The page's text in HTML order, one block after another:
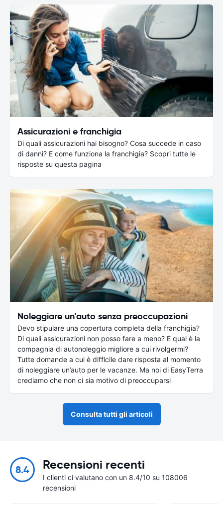
Assicurazioni e franchigia
Di quali assicurazioni hai bisogno? Cosa succede in caso
di danni? E come funziona la franchigia? Scopri tutte le
risposte su questa pagina
Noleggiare un’auto senza preoccupazioni
Devo stipulare una copertura completa della franchigia?
Di quali assicurazioni non posso fare a meno? E qual è la
compagnia di autonoleggio migliore a cui rivolgermi?
Tutte domande a cui è difficile dare risposta al momento
di noleggiare un’auto per le vacanze. Ma noi di EasyTerra
crediamo che non ci sia motivo di preoccuparsi
Consulta tutti gli articoli
8.4 Recensioni recenti
I clienti ci valutano con un 8.4/10 su 108006
recensioni